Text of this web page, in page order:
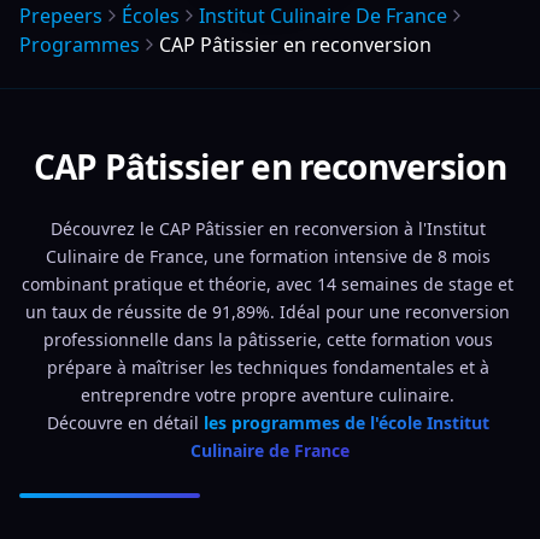
Prepeers Écoles
Institut Culinaire De France
Programmes
CAP Pâtissier en reconversion
CAP Pâtissier en reconversion
Découvrez le CAP Pâtissier en reconversion à l'Institut
Culinaire de France, une formation intensive de 8 mois
combinant pratique et théorie, avec 14 semaines de stage et
un taux de réussite de 91,89%. Idéal pour une reconversion
professionnelle dans la pâtisserie, cette formation vous
prépare à maîtriser les techniques fondamentales et à
entreprendre votre propre aventure culinaire.
Découvre en détail les programmes de l'école Institut
Culinaire de France